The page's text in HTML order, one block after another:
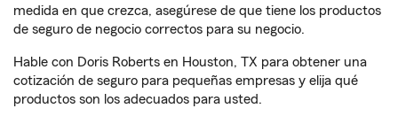
medida en que crezca, asegúrese de que tiene los productos
de seguro de negocio correctos para su negocio.
Hable con Doris Roberts en Houston, TX para obtener una
cotización de seguro para pequeñas empresas y elija qué
productos son los adecuados para usted.